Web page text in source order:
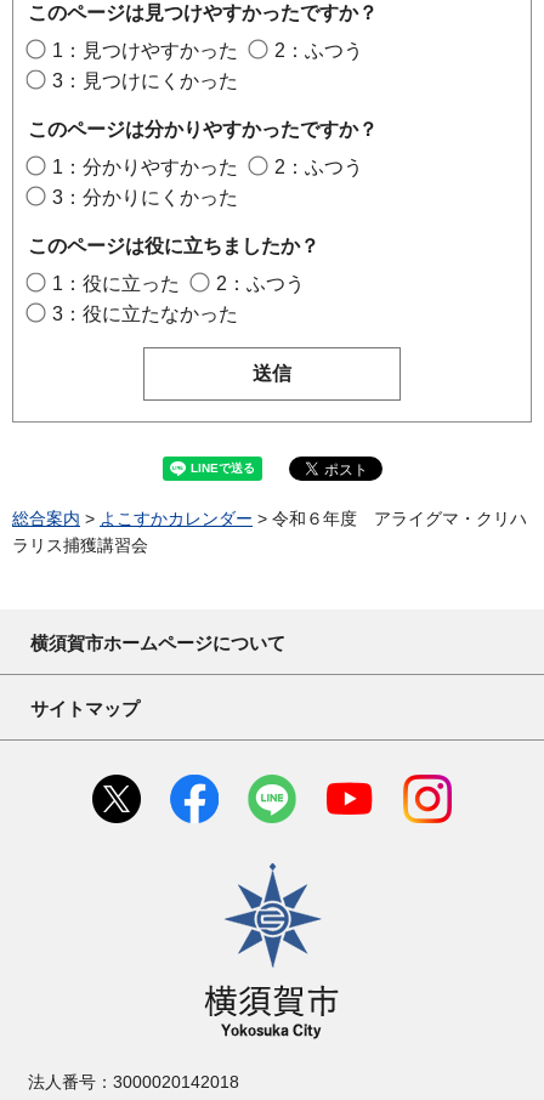
このページは見つけやすかったですか？
1：見つけやすかった
2：ふつう
3：見つけにくかった
このページは分かりやすかったですか？
1：分かりやすかった
2：ふつう
3：分かりにくかった
このページは役に立ちましたか？
1：役に立った
2：ふつう
3：役に立たなかった
総合案内 > よこすかカレンダー > 令和６年度 アライグマ・クリハ
ラリス捕獲講習会
横須賀市ホームページについて
サイトマップ
横須賀市
法人番号：3000020142018